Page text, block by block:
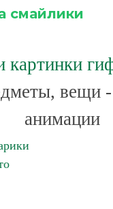
смайлики
картинки
вещи
анимации